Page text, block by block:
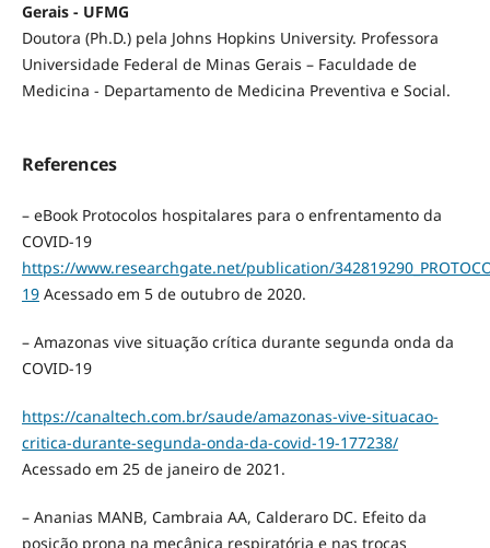
Gerais - UFMG
Doutora (Ph.D.) pela Johns Hopkins University. Professora
Universidade Federal de Minas Gerais – Faculdade de
Medicina - Departamento de Medicina Preventiva e Social.
References
– eBook Protocolos hospitalares para o enfrentamento da
COVID-19
https://www.researchgate.net/publication/
19Acessado em 5 de outubro de 2020.
– Amazonas vive situação crítica durante segunda onda da
COVID-19
https://canaltech.com.br/saude/amazonas-vive-situacao-
critica-durante-segunda-onda-da-covid-19-177238/
Acessado em 25 de janeiro de 2021.
– Ananias MANB, Cambraia AA, Calderaro DC. Efeito da
posição prona na mecânica respiratória e nas trocas